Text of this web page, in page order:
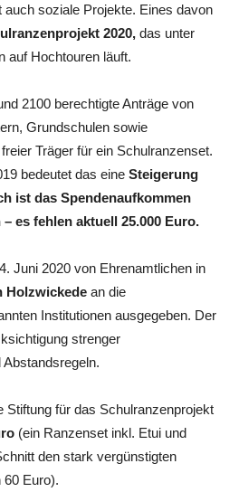
auch soziale Projekte. Eines davon
2020, das unter
auf Hochtouren läuft.
2100 berechtigte Anträge von
Grundschulen sowie
Träger für ein Schulranzenset.
bedeutet das eine Steigerung
ist das Spendenaufkommen
es fehlen aktuell 25.000 Euro.
Juni 2020 von Ehrenamtlichen in
Holzwickede an die
Institutionen ausgegeben. Der
strenger
Stiftung für das Schulranzenprojekt
(ein Ranzenset inkl. Etui und
den stark vergünstigten
60 Euro).